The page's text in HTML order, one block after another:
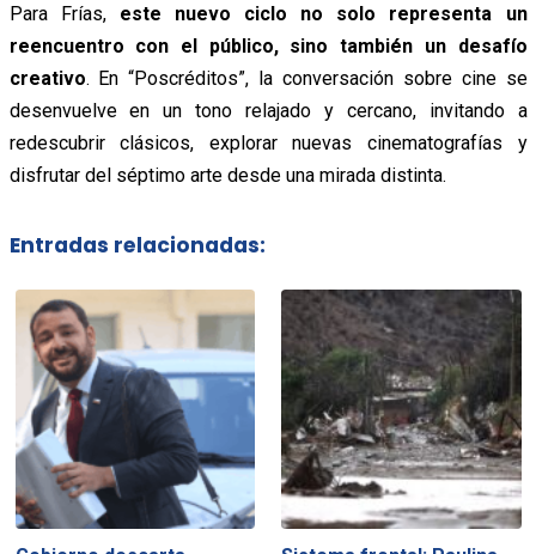
Para Frías, este nuevo ciclo no solo representa un
reencuentro con el público, sino también un desafío
creativo. En “Poscréditos”, la conversación sobre cine se
desenvuelve en un tono relajado y cercano, invitando a
redescubrir clásicos, explorar nuevas cinematografías y
disfrutar del séptimo arte desde una mirada distinta.
Entradas relacionadas: